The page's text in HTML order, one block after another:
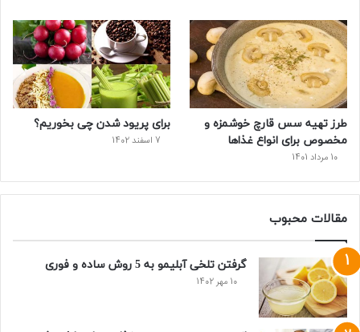
طرز تهیه سس قارچ خوشمزه و
مخصوص برای انواع غذاها
10 مرداد 1401
برای پریود شدن چی بخوریم؟
7 اسفند 1402
مقالات محبوب
گرفتن تلخی آبلیمو به 5 روش ساده و فوری
10 مهر 1402